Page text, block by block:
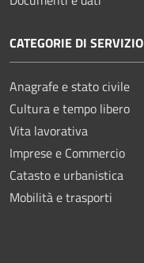
CATEGORIE DI SERVIZIO
Anagrafe e stato civile
Cultura e tempo libero
Vita lavorativa
Imprese e Commercio
Catasto e urbanistica
Mobilità e trasporti